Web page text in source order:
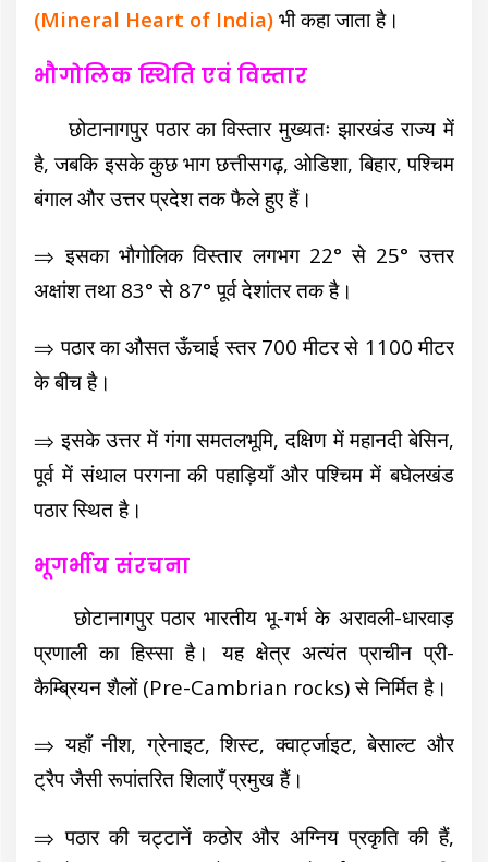
(Mineral Heart of India) भी कहा जाता है।
भौगोलिक स्थिति एवं विस्तार
छोटानागपुर पठार का विस्तार मुख्यतः झारखंड राज्य में
है, जबकि इसके कुछ भाग छत्तीसगढ़, ओडिशा, बिहार, पश्चिम
बंगाल और उत्तर प्रदेश तक फैले हुए हैं।
⇒ इसका भौगोलिक विस्तार लगभग 22° से 25° उत्तर
अक्षांश तथा 83° से 87° पूर्व देशांतर तक है।
⇒ पठार का औसत ऊँचाई स्तर 700 मीटर से 1100 मीटर
के बीच है।
⇒ इसके उत्तर में गंगा समतलभूमि, दक्षिण में महानदी बेसिन,
पूर्व में संथाल परगना की पहाड़ियाँ और पश्चिम में बघेलखंड
पठार स्थित है।
भूगर्भीय संरचना
छोटानागपुर पठार भारतीय भू-गर्भ के अरावली-धारवाड़
प्रणाली का हिस्सा है। यह क्षेत्र अत्यंत प्राचीन प्री-
कैम्ब्रियन शैलों (Pre-Cambrian rocks) से निर्मित है।
⇒ यहाँ नीश, ग्रेनाइट, शिस्ट, क्वार्ट्जाइट, बेसाल्ट और
ट्रैप जैसी रूपांतरित शिलाएँ प्रमुख हैं।
⇒ पठार की चट्टानें कठोर और अग्निय प्रकृति की हैं,